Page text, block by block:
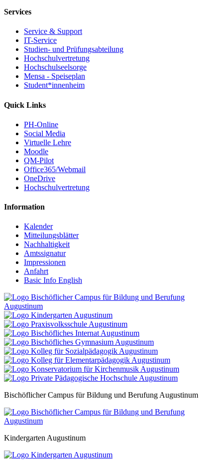
Services
Service & Support
IT-Service
Studien- und Prüfungsabteilung
Hochschulvertretung
Hochschulseelsorge
Mensa - Speiseplan
Student*innenheim
Quick Links
PH-Online
Social Media
Virtuelle Lehre
Moodle
QM-Pilot
Office365/Webmail
OneDrive
Hochschulvertretung
Information
Kalender
Mitteilungsblätter
Nachhaltigkeit
Amtssignatur
Impressionen
Anfahrt
Basic Info English
Bischöflicher Campus für Bildung und Berufung Augustinum
Kindergarten Augustinum